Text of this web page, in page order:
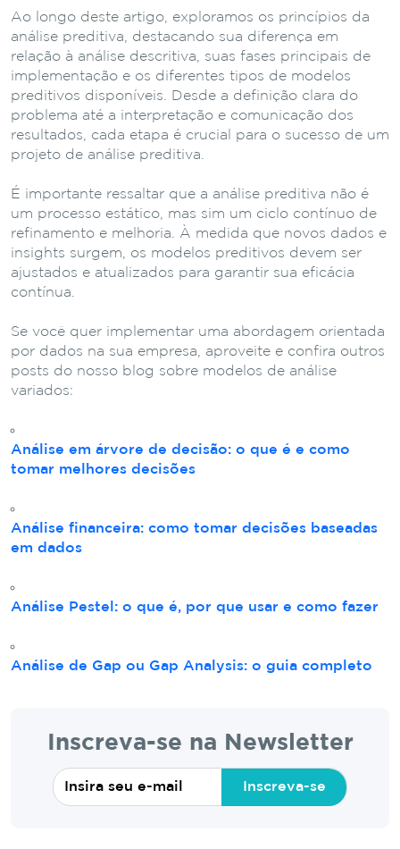
Ao longo deste artigo, exploramos os princípios da
análise preditiva, destacando sua diferença em
relação à análise descritiva, suas fases principais de
implementação e os diferentes tipos de modelos
preditivos disponíveis. Desde a definição clara do
problema até a interpretação e comunicação dos
resultados, cada etapa é crucial para o sucesso de um
projeto de análise preditiva.
É importante ressaltar que a análise preditiva não é
um processo estático, mas sim um ciclo contínuo de
refinamento e melhoria. À medida que novos dados e
insights surgem, os modelos preditivos devem ser
ajustados e atualizados para garantir sua eficácia
contínua.
Se você quer implementar uma abordagem orientada
por dados na sua empresa, aproveite e confira outros
posts do nosso blog sobre modelos de análise
variados:
Análise em árvore de decisão: o que é e como
tomar melhores decisões
Análise financeira: como tomar decisões baseadas
em dados
Análise Pestel: o que é, por que usar e como fazer
Análise de Gap ou Gap Analysis: o guia completo
Inscreva-se na Newsletter
Inscreva-se